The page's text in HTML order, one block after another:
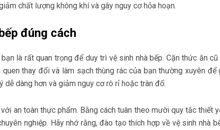
chất lượng không khí và gây nguy cơ hỏa hoạn.
đúng cách
là rất quan trọng để duy trì vệ sinh nhà bếp. Cặn thức ăn
thay đổi và làm sạch thùng rác của bạn thường xuyên
dàng hơn và giảm nguy cơ rò rỉ hoặc tràn đổ.
an toàn thực phẩm. Bằng cách tuân theo mười quy tắc
nghiệp. Hãy nhớ rằng, đào tạo thích hợp về vệ sinh